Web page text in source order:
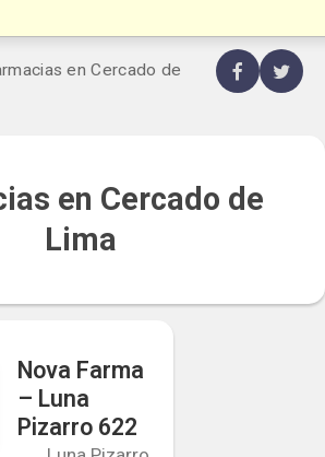
en Cercado de
en Cercado de
Lima
Nova Farma
– Luna
Pizarro 622